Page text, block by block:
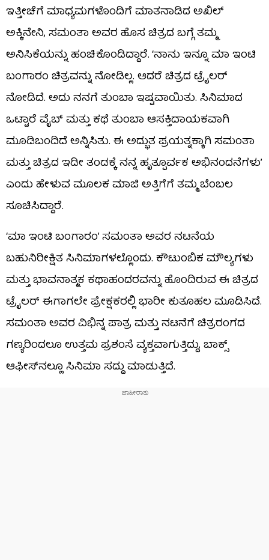
ಇತ್ತೀಚೆಗೆ ಮಾಧ್ಯಮಗಳೊಂದಿಗೆ ಮಾತನಾಡಿದ ಅಖಿಲ್
ಅಕ್ಕಿನೇನಿ, ಸಮಂತಾ ಅವರ ಹೊಸ ಚಿತ್ರದ ಬಗ್ಗೆ ತಮ್ಮ
ಅನಿಸಿಕೆಯನ್ನು ಹಂಚಿಕೊಂಡಿದ್ದಾರೆ. ‘ನಾನು ಇನ್ನೂ ಮಾ ಇಂಟಿ
ಬಂಗಾರಂ ಚಿತ್ರವನ್ನು ನೋಡಿಲ್ಲ. ಆದರೆ ಚಿತ್ರದ ಟ್ರೈಲರ್
ನೋಡಿದೆ. ಅದು ನನಗೆ ತುಂಬಾ ಇಷ್ಟವಾಯಿತು. ಸಿನಿಮಾದ
ಒಟ್ಟಾರೆ ವೈಬ್ ಮತ್ತು ಕಥೆ ತುಂಬಾ ಆಸಕ್ತಿದಾಯಕವಾಗಿ
ಮೂಡಿಬಂದಿದೆ ಅನ್ನಿಸಿತು. ಈ ಅದ್ಭುತ ಪ್ರಯತ್ನಕ್ಕಾಗಿ ಸಮಂತಾ
ಮತ್ತು ಚಿತ್ರದ ಇಡೀ ತಂಡಕ್ಕೆ ನನ್ನ ಹೃತ್ಪೂರ್ವಕ ಅಭಿನಂದನೆಗಳು’
ಎಂದು ಹೇಳುವ ಮೂಲಕ ಮಾಜಿ ಅತ್ತಿಗೆಗೆ ತಮ್ಮ ಬೆಂಬಲ
ಸೂಚಿಸಿದ್ದಾರೆ.
‘ಮಾ ಇಂಟಿ ಬಂಗಾರಂ’ ಸಮಂತಾ ಅವರ ನಟನೆಯ
ಬಹುನಿರೀಕ್ಷಿತ ಸಿನಿಮಾಗಳಲ್ಲೊಂದು. ಕೌಟುಂಬಿಕ ಮೌಲ್ಯಗಳು
ಮತ್ತು ಭಾವನಾತ್ಮಕ ಕಥಾಹಂದರವನ್ನು ಹೊಂದಿರುವ ಈ ಚಿತ್ರದ
ಟ್ರೈಲರ್ ಈಗಾಗಲೇ ಪ್ರೇಕ್ಷಕರಲ್ಲಿ ಭಾರೀ ಕುತೂಹಲ ಮೂಡಿಸಿದೆ.
ಸಮಂತಾ ಅವರ ವಿಭಿನ್ನ ಪಾತ್ರ ಮತ್ತು ನಟನೆಗೆ ಚಿತ್ರರಂಗದ
ಗಣ್ಯರಿಂದಲೂ ಉತ್ತಮ ಪ್ರಶಂಸೆ ವ್ಯಕ್ತವಾಗುತ್ತಿದ್ದು, ಬಾಕ್ಸ್
ಆಫೀಸ್‌ನಲ್ಲೂ ಸಿನಿಮಾ ಸದ್ದು ಮಾಡುತ್ತಿದೆ.